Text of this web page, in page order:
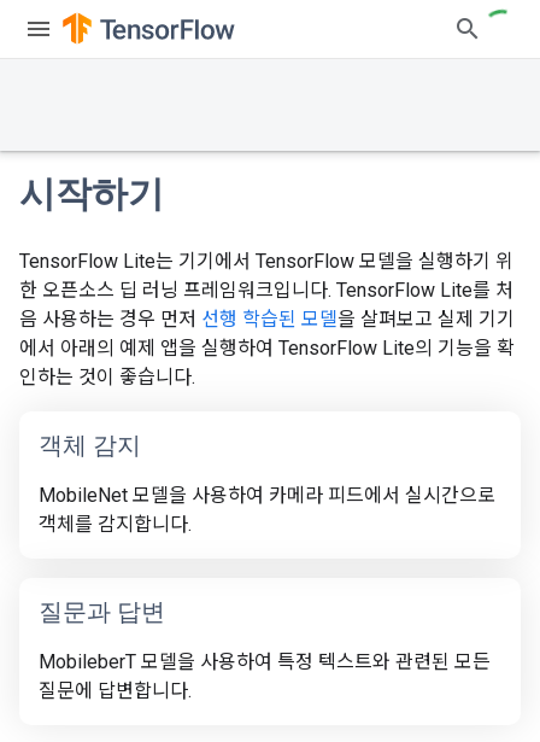
시작하기
TensorFlow Lite는 기기에서 TensorFlow 모델을 실행하기 위
한 오픈소스 딥 러닝 프레임워크입니다. TensorFlow Lite를 처
음 사용하는 경우 먼저 선행 학습된 모델을 살펴보고 실제 기기
에서 아래의 예제 앱을 실행하여 TensorFlow Lite의 기능을 확
인하는 것이 좋습니다.
객체 감지
MobileNet 모델을 사용하여 카메라 피드에서 실시간으로
객체를 감지합니다.
질문과 답변
MobileberT 모델을 사용하여 특정 텍스트와 관련된 모든
질문에 답변합니다.